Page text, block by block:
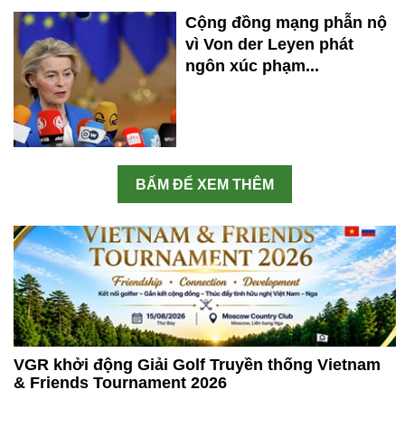
Cộng đồng mạng phẫn nộ
vì Von der Leyen phát
ngôn xúc phạm...
BẤM ĐỂ XEM THÊM
VGR khởi động Giải Golf Truyền thống Vietnam
& Friends Tournament 2026